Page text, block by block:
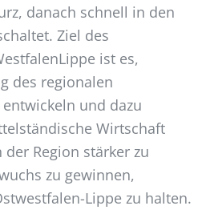
danach schnell in den
Ziel des
ist es,
des regionalen
und dazu
Wirtschaft
Region stärker zu
zu gewinnen,
Lippe zu halten.